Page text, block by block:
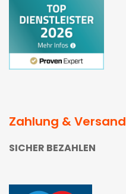
Zahlung & Versand
SICHER BEZAHLEN